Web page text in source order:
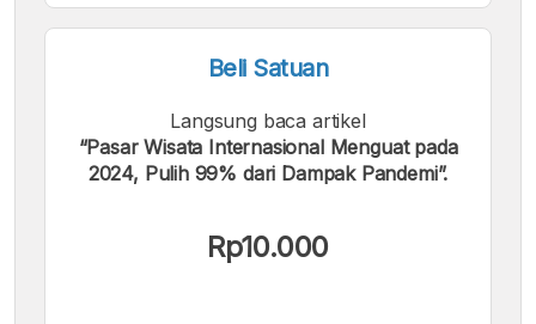
Beli Satuan
Langsung baca artikel
“Pasar Wisata Internasional Menguat pada
2024, Pulih 99% dari Dampak Pandemi”.
Rp10.000